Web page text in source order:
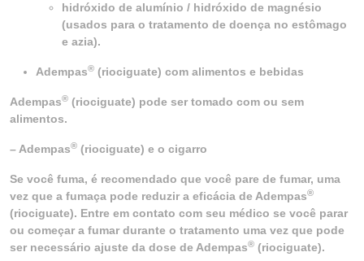
hidróxido de alumínio / hidróxido de magnésio
(usados para o tratamento de doença no estômago
e azia).
Adempas® (riociguate) com alimentos e bebidas
Adempas® (riociguate) pode ser tomado com ou sem
alimentos.
– Adempas® (riociguate) e o cigarro
Se você fuma, é recomendado que você pare de fumar, uma
vez que a fumaça pode reduzir a eficácia de Adempas®
(riociguate). Entre em contato com seu médico se você parar
ou começar a fumar durante o tratamento uma vez que pode
ser necessário ajuste da dose de Adempas® (riociguate).